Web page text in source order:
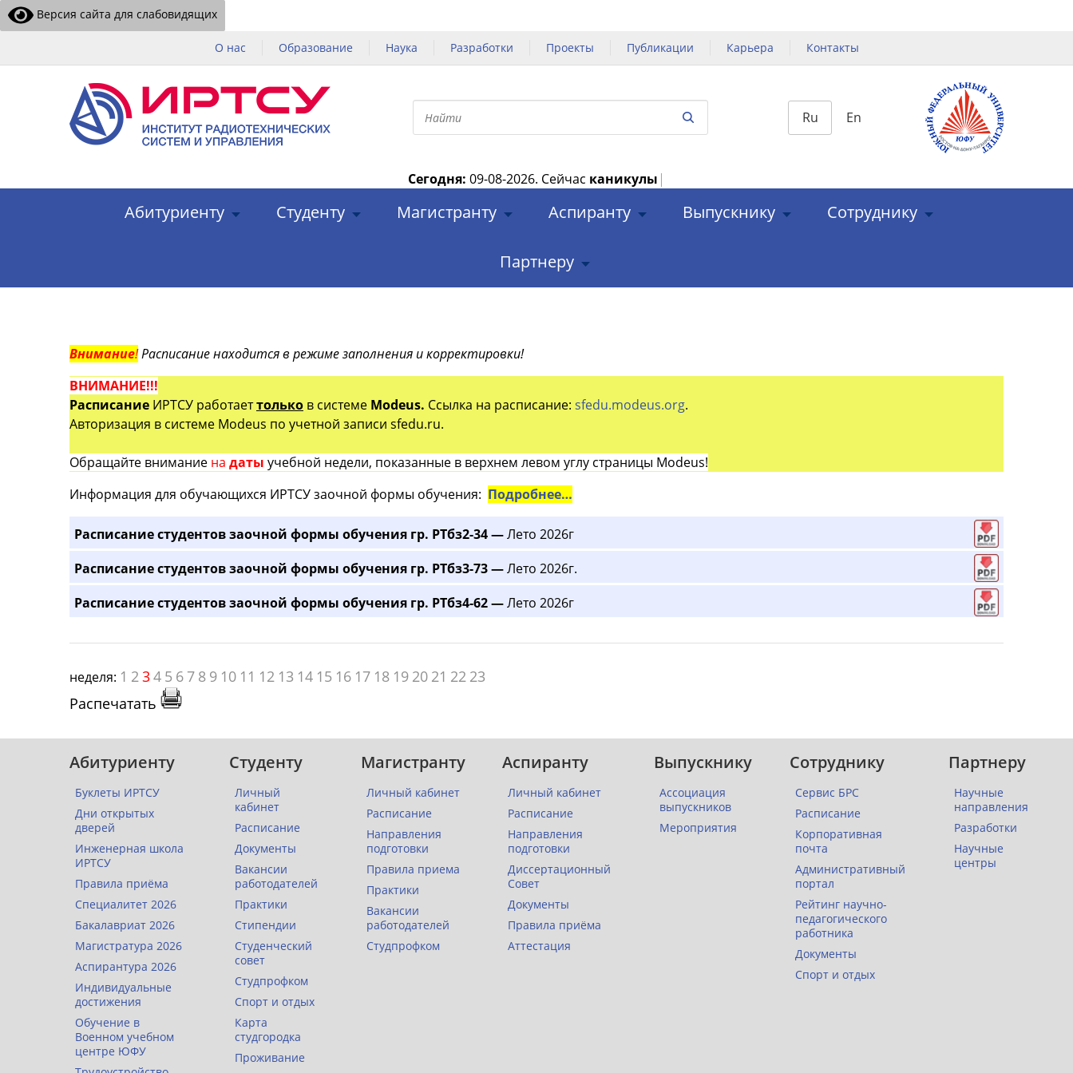
Версия сайта для слабовидящих
О нас Образование Наука Разработки Проекты Публикации Карьера Контакты
Ru En
Сегодня: 09-08-2026. Сейчас каникулы |
Абитуриенту Студенту Магистранту Аспиранту Выпускнику Сотруднику
Партнеру
Внимание!Расписание находится в режиме заполнения и корректировки!
ВНИМАНИЕ!!!
Расписание ИРТСУ работаеттолько в системе Modeus. Ссылка на расписание: sfedu.modeus.org.
Авторизация в системе Modeus по учетной записи sfedu.ru.
Обращайте внимание на даты учебной недели, показанные в верхнем левом углу страницы Modeus!
Информация для обучающихся ИРТСУ заочной формы обучения: Подробнее…
Расписание студентов заочной формы обучения гр. РТбз2-34 —Лето 2026г
Расписание студентов заочной формы обучения гр. РТбз3-73 —Лето 2026г.
Расписание студентов заочной формы обучения гр. РТбз4-62 —Лето 2026г
неделя: 1 234 5 6 7 8 9 10 11 12 13 14 15 16 17 18 19 20 21 22 23
Распечатать
Абитуриенту
Буклеты ИРТСУ
Дни открытых
дверей
Инженерная школа
ИРТСУ
Правила приёма
Специалитет 2026
Бакалавриат 2026
Магистратура 2026
Аспирантура 2026
Индивидуальные
достижения
Обучение в
Военном учебном
центре ЮФУ
Студенту
Личный
кабинет
Расписание
Документы
Вакансии
работодателей
Практики
Стипендии
Студенческий
совет
Студпрофком
Спорт и отдых
Карта
студгородка
Проживание
Магистранту
Личный кабинет
Расписание
Направления
подготовки
Правила приема
Практики
Вакансии
работодателей
Студпрофком
Аспиранту
Личный кабинет
Расписание
Направления
подготовки
Диссертационный
Совет
Документы
Правила приёма
Аттестация
Выпускнику
Ассоциация
выпускников
Мероприятия
Сотруднику
Сервис БРС
Расписание
Корпоративная
почта
Административный
портал
Рейтинг научно-
педагогического
работника
Документы
Спорт и отдых
Партнеру
Научные
направления
Разработки
Научные
центры